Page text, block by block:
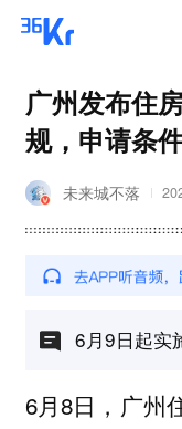
广州发布住
规，申请条
未来城不落
6月9日起实
6月8日，广州